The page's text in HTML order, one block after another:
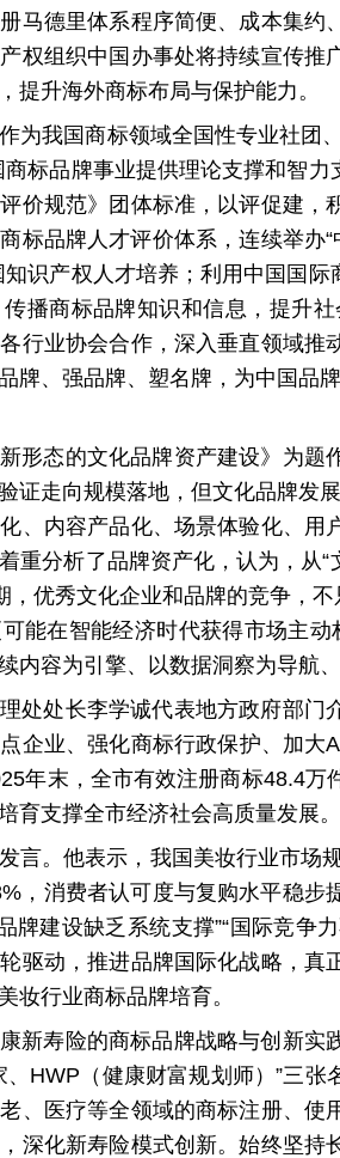
马德里体系程序简便、成本集
权组织中国办事处将持续宣传
提升海外商标布局与保护能力。
为我国商标领域全国性专业社团
标品牌事业提供理论支撑和智力
价规范》团体标准，以评促建
标品牌人才评价体系，连续举办
识产权人才培养；利用中国国
播商标品牌知识和信息，提升
行业协会合作，深入垂直领域
牌、强品牌、塑名牌，为中国品
形态的文化品牌资产建设》为
证走向规模落地，但文化品牌发
、内容产品化、场景体验化、
重分析了品牌资产化，认为，从
，优秀文化企业和品牌的竞争，
能在智能经济时代获得市场主
内容为引擎、以数据洞察为导航
处处长李学诚代表地方政府部
企业、强化商标行政保护、加
年末，全市有效注册商标48.4
育支撑全市经济社会高质量发展。
言。他表示，我国美妆行业市场
，消费者认可度与复购水平稳步
牌建设缺乏系统支撑”“国际竞
驱动，推进品牌国际化战略，
妆行业商标品牌培育。
新寿险的商标品牌战略与创新实
HWP（健康财富规划师）”三
、医疗等全领域的商标注册、
深化新寿险模式创新。始终坚